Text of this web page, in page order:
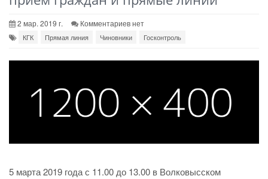
2 мар. 2019 г. Комментариев нет
КГК Прямая линия Чиновники Госконтроль
5 марта 2019 года с 11.00 до 13.00 в Волковысском